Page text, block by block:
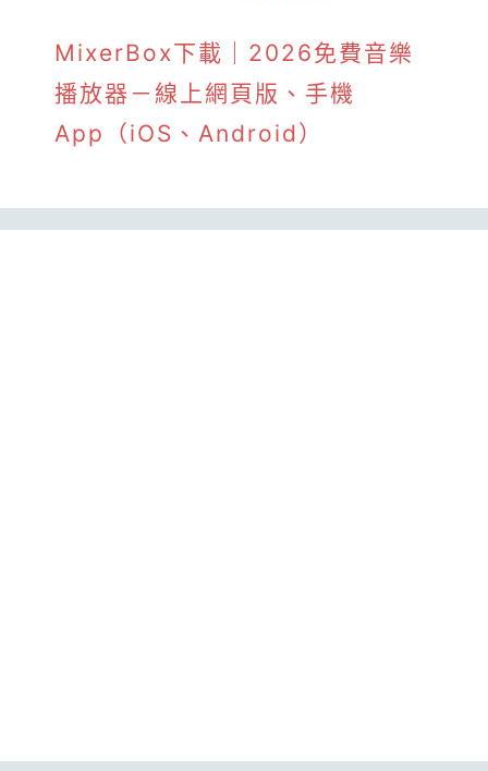
MixerBox下載｜2026免費音樂
播放器－線上網頁版、手機
App（iOS、Android）